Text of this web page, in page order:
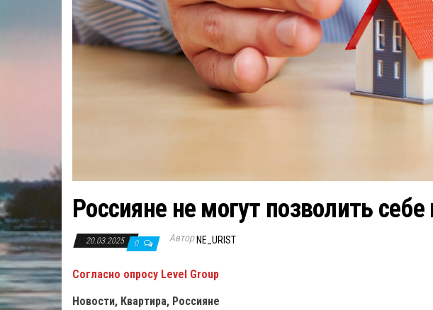
Россияне не могут позволить
20.03.2025 0 Автор NE_URIST
Согласно опросу Level Group
Новости, Квартира, Россияне